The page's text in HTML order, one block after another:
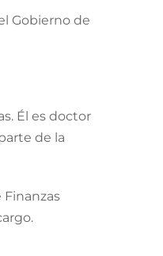
Gobierno de
Él es doctor
de la